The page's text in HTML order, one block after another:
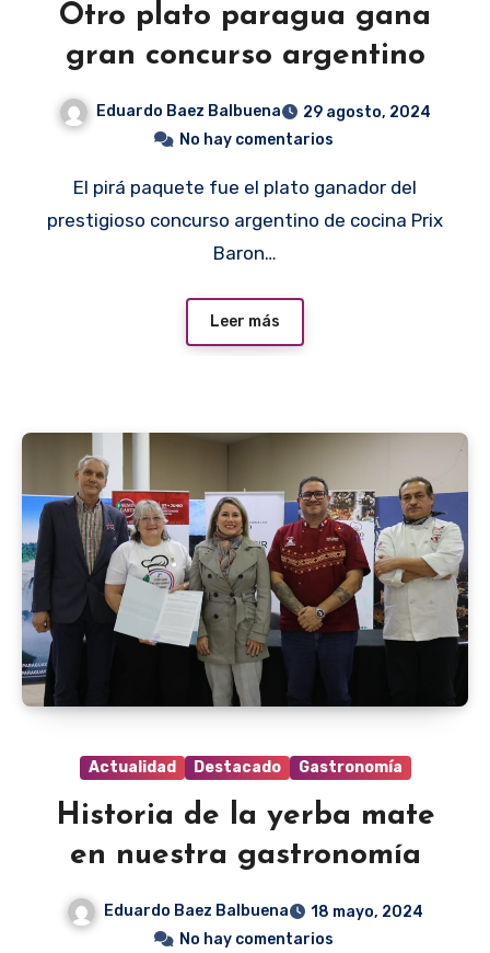
Otro plato paragua gana
gran concurso argentino
Eduardo Baez Balbuena
29 agosto, 2024
No hay comentarios
El pirá paquete fue el plato ganador del
prestigioso concurso argentino de cocina Prix
Baron…
Leer más
Actualidad Destacado Gastronomía
Historia de la yerba mate
en nuestra gastronomía
Eduardo Baez Balbuena
18 mayo, 2024
No hay comentarios